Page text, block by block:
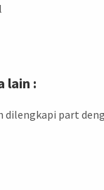
lain :
part